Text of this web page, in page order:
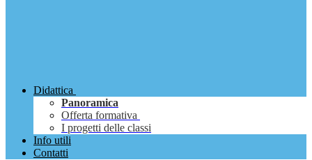
Didattica
Panoramica
Offerta formativa
I progetti delle classi
Info utili
Contatti